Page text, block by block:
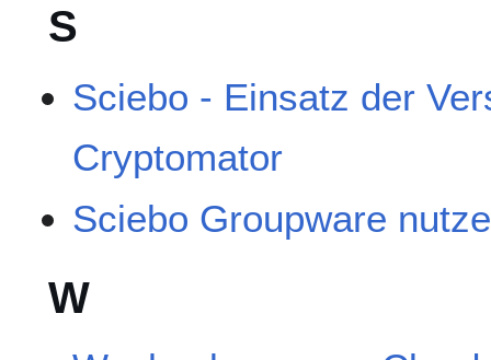
S
Sciebo - Einsatz der
Cryptomator
Sciebo Groupware
W